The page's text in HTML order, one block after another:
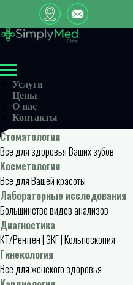
Услуги
Цены
О нас
Контакты
Стоматология
Все для здоровья Ваших зубов
Косметология
Все для Вашей красоты
Лабораторные исследования
Большинство видов анализов
Диагностика
КТ/Рентген | ЭКГ | Кольпоскопия
Гинекология
Все для женского здоровья